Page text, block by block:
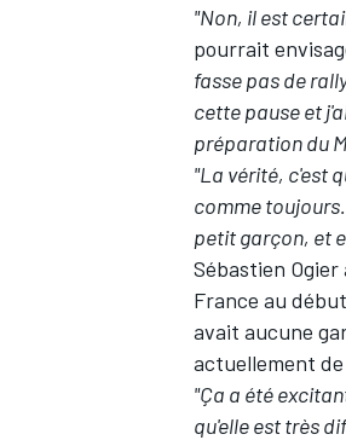
"Non, il est
pourrait
fasse pas de
cette pause et
préparation du
"La vérité, c'est
comme
petit garçon, et
Sébastien
France au
avait aucune
actuellement
"Ça a été
qu'elle est très